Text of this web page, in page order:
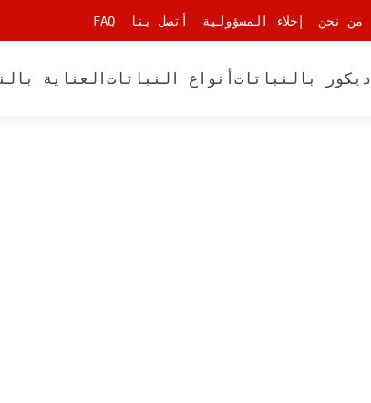
من نحن إخلاء المسؤولية أتصل بنا FAQ
ديكور بالنباتات أنواع النباتات العناية